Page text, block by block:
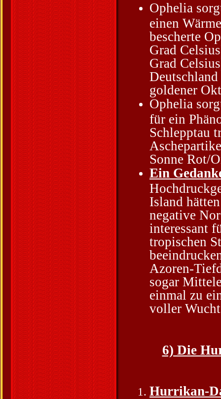
Ophelia
einen
bescherte
Grad
Grad
goldener
Ophelia
für ein
Schlepptau
Sonne Rot/
Ein
Island
negative
interessant
tropischen
Azoren-
sogar
einmal zu
voller
6) Die
Hurrikan-